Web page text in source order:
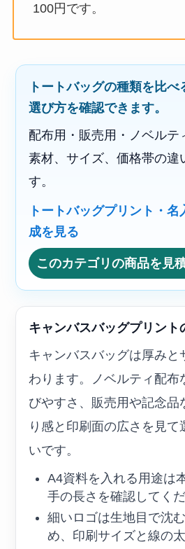
100円です。
トートバッグの種類を比
選び方を確認できます。
配布用・販売用・ノベルテ
素材、サイズ、価格帯の違
す。
トートバッグプリント・
成を見る
このカテゴリの商品を見
キャンバスバッグプリント
キャンバスバッグは厚みと
わります。ノベルティ配布
びやすさ、販売用や記念品
り感と印刷面の広さを見て
いです。
A4資料を入れる用途は
手の長さを確認してくだ
細いロゴは生地目で沈
め、印刷サイズと線の太